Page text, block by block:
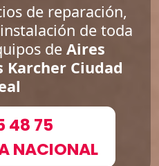
de reparación,
de toda
de Aires
Karcher Ciudad
48 75
NACIONAL